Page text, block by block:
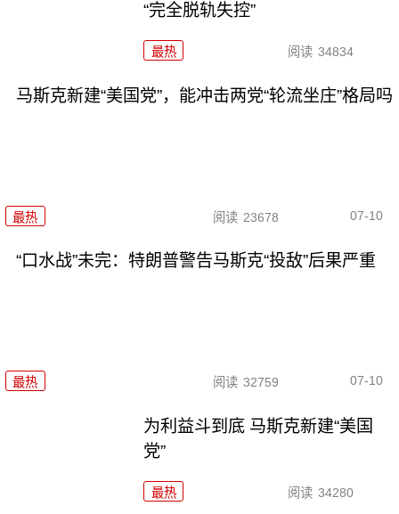
“完全脱轨失控”
最热 阅读 34834
马斯克新建“美国党”，能冲击两党“轮流坐庄”格局吗
最热 阅读 23678 07-10
“口水战”未完：特朗普警告马斯克“投敌”后果严重
最热 阅读 32759 07-10
为利益斗到底 马斯克新建“美国
党”
最热 阅读 34280